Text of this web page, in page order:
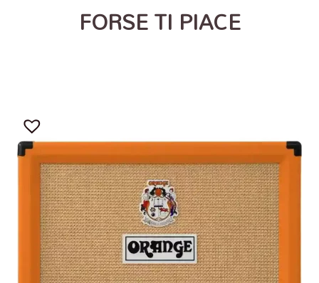
FORSE TI PIACE